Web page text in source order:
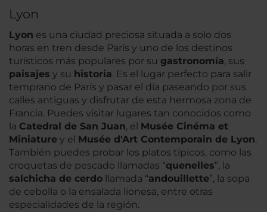
Lyon
Lyon es una ciudad preciosa situada a solo dos
horas en tren desde París y uno de los destinos
turísticos más populares por su gastronomía, sus
paisajes y su historia. Es el lugar perfecto para salir
temprano de París y pasar el día paseando por sus
calles antiguas y disfrutar de esta hermosa zona de
Francia. Puedes visitar lugares tan conocidos como
la Catedral de San Juan, el Musée Cinéma et
Miniature y el Musée d'Art Contemporain de Lyon.
También puedes probar los platos típicos, como las
croquetas de pescado llamadas “quenelles”, la
salchicha de cerdo llamada “andouillette”, la sopa
de cebolla o la ensalada lionesa, entre otras
especialidades de la región.